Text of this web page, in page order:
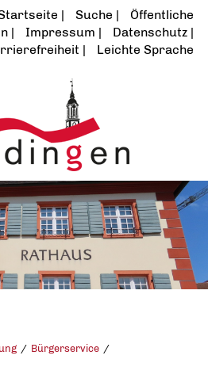
Suche
Öffentliche
Impressum
Datenschutz
Leichte Sprache
Bürgerservice